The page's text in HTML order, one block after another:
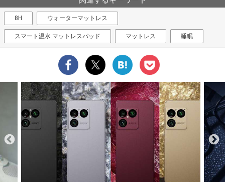
8H ウォーターマットレス
スマート温水 マットレスパッド マットレス 睡眠